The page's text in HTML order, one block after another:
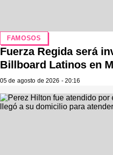
FAMOSOS
Fuerza Regida será
Billboard Latinos en
05 de agosto de 2026 - 20:16